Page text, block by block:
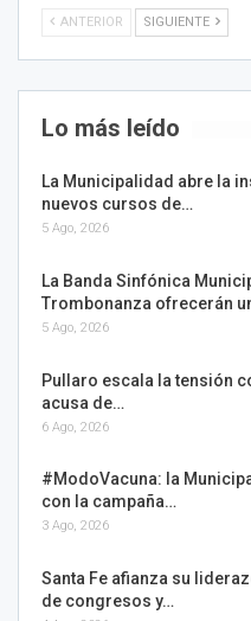
ANTERIOR SIGUIENTE
Lo más leído
La Municipalidad abre la
nuevos cursos de…
5 Ago, 2026
La Banda Sinfónica
Trombonanza ofrecerán
5 Ago, 2026
Pullaro escala la tensión
acusa de…
6 Ago, 2026
#ModoVacuna: la
con la campaña…
3 Ago, 2026
Santa Fe afianza su
de congresos y…